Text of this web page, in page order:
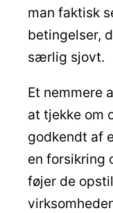
man faktisk
betingelser,
særlig sjovt.
Et nemmere
at tjekke om
godkendt af
en forsikring
føjer de